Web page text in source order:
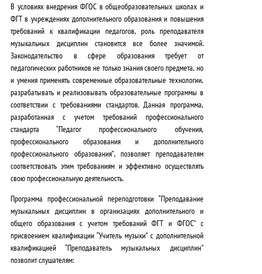
В условияхвнедрения ФГОС в общеобразовательных школах и
ФГТ в учреждениях дополнительного образования и повышения
требований к квалификации педагогов, роль преподавателя
музыкальных дисциплин становится все более значимой.
Законодательство в сфере образованиятребует от
педагогических работников не только знания своего предмета, но
и умения применять современные образовательные технологии,
разрабатывать и реализовывать образовательные программы в
соответствии с требованиями стандартов. Данная программа,
разработанная с учетом требований профессионального
стандарта “Педагог профессионального обучения,
профессионального образования и дополнительного
профессионального образования”, позволяет преподавателям
соответствовать этим требованиям и эффективно осуществлять
свою профессиональную деятельность.
Программа профессиональной переподготовки “Преподавание
музыкальных дисциплин в организациях дополнительного и
общего образования с учетом требований ФГТ и ФГОС” с
присвоением квалификации “Учитель музыки” с дополнительной
квалификацией “Преподаватель музыкальных дисциплин”
позволит слушателям: